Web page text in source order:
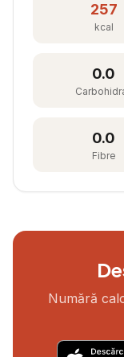
257
kcal
0.0
0.0
Fibre
Numără